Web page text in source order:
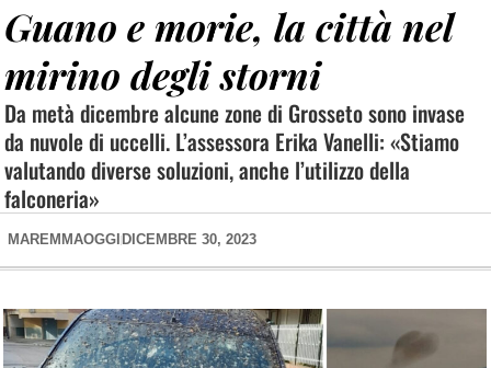
Guano e morie, la città nel
mirino degli storni
Da metà dicembre alcune zone di Grosseto sono invase
da nuvole di uccelli. L’assessora Erika Vanelli: «Stiamo
valutando diverse soluzioni, anche l’utilizzo della
falconeria»
MAREMMAOGGI DICEMBRE 30, 2023